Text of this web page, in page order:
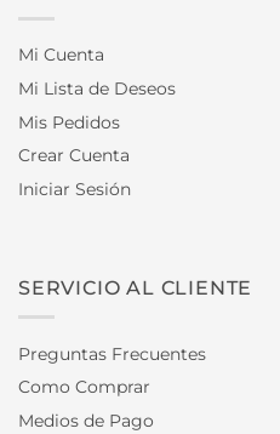
Mi Cuenta
Mi Lista de Deseos
Mis Pedidos
Crear Cuenta
Iniciar Sesión
SERVICIO AL CLIENTE
Preguntas Frecuentes
Como Comprar
Medios de Pago